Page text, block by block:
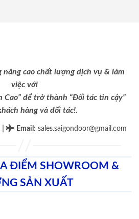
nâng cao chất lượng dịch vụ & làm
việc với
Cao” để trở thành “Đối tác tin cậy”
hàng và đối tác!.
Email : sales.saigondoor@gmail.com
ĐIỂM SHOWROOM &
SẢN XUẤT